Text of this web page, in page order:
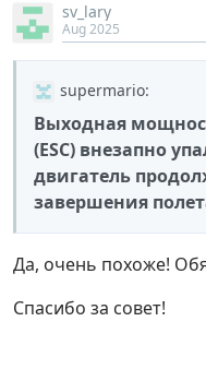
sv_lary
Aug 2025
supermario:
Выходная
(ESC) внезапно
двигатель
завершения
Да, очень похоже!
Спасибо за совет!